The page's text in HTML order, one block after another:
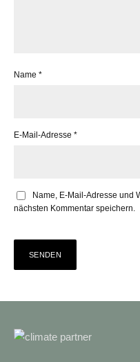
Name *
E-Mail-Adresse *
Name, E-Mail-Adresse und
nächsten Kommentar speichern.